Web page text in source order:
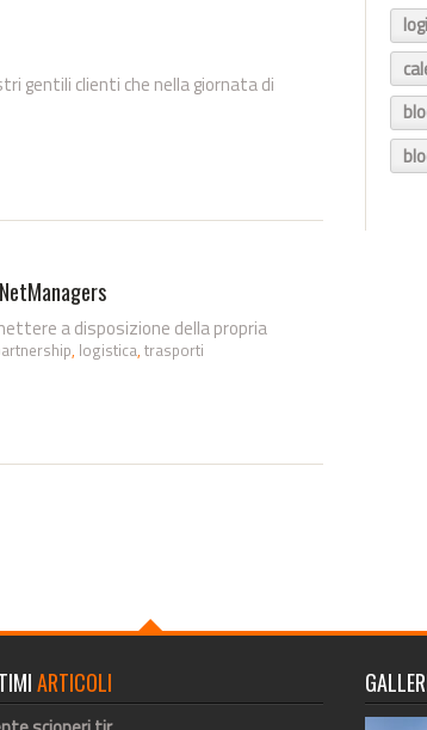
gentili clienti che nella giornata di
a disposizione della propria
, logistica, trasporti
ARTICOLI